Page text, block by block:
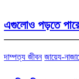
এগুলোও পড়তে
দাম্পত্য জীবন জায়েয-